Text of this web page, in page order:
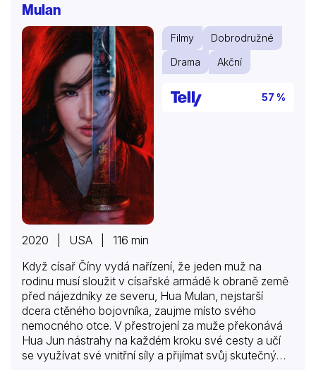
Mulan
Filmy
Dobrodružné
Drama
Akční
57 %
2020 | USA | 116 min
Když císař Číny vydá nařízení, že jeden muž na
rodinu musí sloužit v císařské armádě k obraně země
před nájezdníky ze severu, Hua Mulan, nejstarší
dcera ctěného bojovníka, zaujme místo svého
nemocného otce. V přestrojení za muže překonává
Hua Jun nástrahy na každém kroku své cesty a učí
se využívat své vnitřní síly a přijímat svůj skutečný